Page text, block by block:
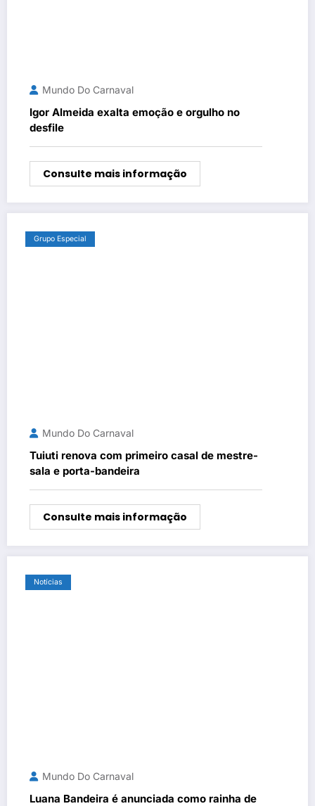
Mundo Do Carnaval
Igor Almeida exalta emoção e orgulho no
desfile
Consulte mais informação
Grupo Especial
Mundo Do Carnaval
Tuiuti renova com primeiro casal de mestre-
sala e porta-bandeira
Consulte mais informação
Notícias
Mundo Do Carnaval
Luana Bandeira é anunciada como rainha de